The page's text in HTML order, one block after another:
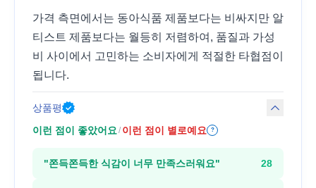
가격 측면에서는 동아식품 제품보다는 비싸지만 알
티스트 제품보다는 월등히 저렴하여, 품질과 가성
비 사이에서 고민하는 소비자에게 적절한 타협점이
됩니다.
상품평
이런 점이 좋았어요/ 이런 점이 별로예요 ?
"쫀득쫀득한 식감이 너무 만족스러워요" 28